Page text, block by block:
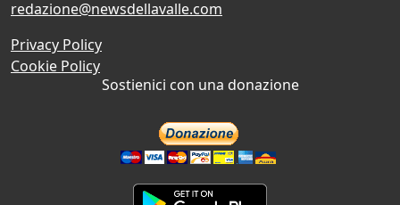
redazione@newsdellavalle.com
Privacy Policy
Cookie Policy
Sostienici con una donazione